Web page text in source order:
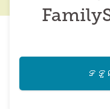
ទទួ